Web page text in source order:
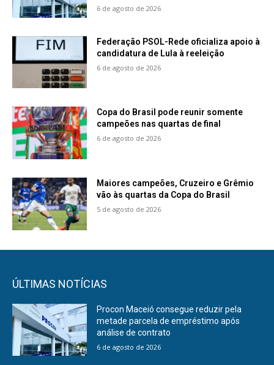
6 de agosto de 2026
Federação PSOL-Rede oficializa apoio à
candidatura de Lula à reeleição
6 de agosto de 2026
Copa do Brasil pode reunir somente
campeões nas quartas de final
6 de agosto de 2026
Maiores campeões, Cruzeiro e Grêmio
vão às quartas da Copa do Brasil
5 de agosto de 2026
ÚLTIMAS NOTÍCIAS
Procon Maceió consegue reduzir pela
metade parcela de empréstimo após
análise de contrato
6 de agosto de 2026